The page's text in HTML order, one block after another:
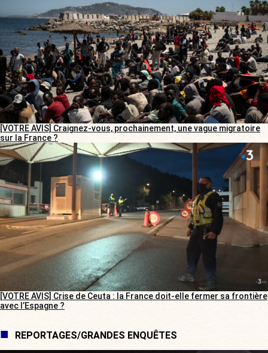
[VOTRE AVIS] Craignez-vous, prochainement, une vague migratoire
sur la France ?
[VOTRE AVIS] Crise de Ceuta : la France doit-elle fermer sa frontière
avec l’Espagne ?
REPORTAGES/GRANDES ENQUÊTES